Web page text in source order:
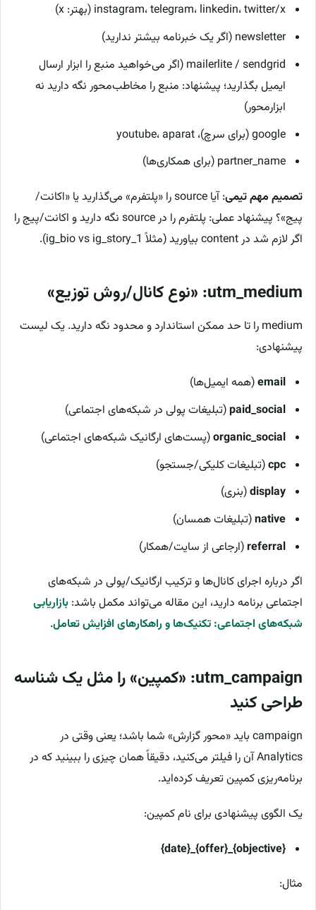
instagram، telegram، linkedin، twitter/x (بهتر: x)
newsletter (اگر یک خبرنامه بیشتر ندارید)
mailerlite / sendgrid (اگر می‌خواهید منبع را ابزار ارسال
ایمیل بگذارید؛ پیشنهاد: منبع را مخاطب‌محور نگه دارید نه
ابزارمحور)
google (برای سرچ)، youtube، aparat
partner_name (برای همکاری‌ها)
تصمیم مهم تیمی
: آیا source را «پلتفرم» می‌گذارید یا «اکانت/
پیج»؟ پیشنهاد عملی: پلتفرم را در source نگه دارید و اکانت/پیج را
اگر لازم شد در content بیاورید (مثلاً ig_bio vs ig_story_1).
utm_medium: «نوع کانال/روش توزیع»
medium را تا حد ممکن استاندارد و محدود نگه دارید. یک لیست
پیشنهادی:
email(همه ایمیل‌ها)
paid_social(تبلیغات پولی در شبکه‌های اجتماعی)
organic_social(پست‌های ارگانیک شبکه‌های اجتماعی)
cpc(تبلیغات کلیکی/جستجو)
display(بنری)
native(تبلیغات همسان)
referral(ارجاعی از سایت/همکار)
اگر درباره اجرای کانال‌ها و ترکیب ارگانیک/پولی در شبکه‌های
اجتماعی برنامه دارید، این مقاله می‌تواند مکمل باشد: بازاریابی
شبکه‌های اجتماعی: تکنیک‌ها و راهکارهای افزایش تعامل.
utm_campaign: «کمپین» را مثل یک شناسه
طراحی کنید
campaign باید «محور گزارش» شما باشد؛ یعنی وقتی در
Analytics آن را فیلتر می‌کنید، دقیقاً همان چیزی را ببینید که در
برنامه‌ریزی کمپین تعریف کرده‌اید.
یک الگوی پیشنهادی برای نام کمپین:
{objective}_{offer}_{date}
مثال: